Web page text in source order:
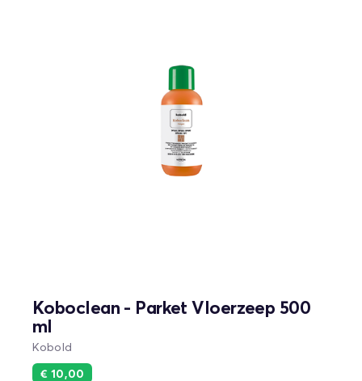
Koboclean - Parket Vloerzeep 500
ml
Kobold
€ 10,00